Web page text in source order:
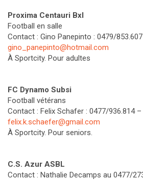
Proxima Centauri Bxl
Football en salle
Contact : Gino Panepinto : 0479/
gino_panepinto@hotmail.com
À Sportcity. Pour adultes
FC Dynamo Subsi
Football vétérans
Contact : Felix Schafer : 0477/936.814 –
felix.k.schaefer@gmail.com
À Sportcity. Pour seniors.
C.S. Azur ASBL
Contact : Nathalie Decamps au 0477/